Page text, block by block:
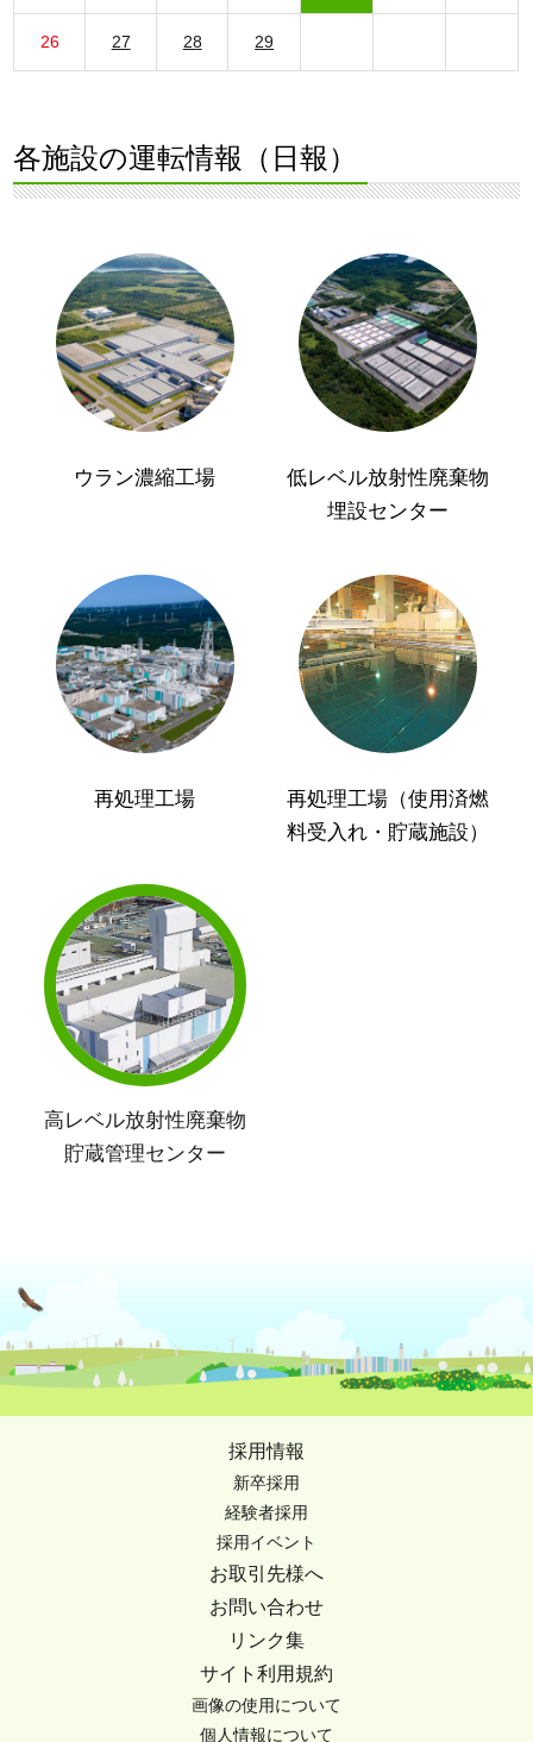
26 27 28 29
各施設の運転情報（日報）
ウラン濃縮工場
低レベル放射性廃棄物
埋設センター
再処理工場
再処理工場（使用済燃
料受入れ・貯蔵施設）
高レベル放射性廃棄物
貯蔵管理センター
採用情報
新卒採用
経験者採用
採用イベント
お取引先様へ
お問い合わせ
リンク集
サイト利用規約
画像の使用について
個人情報について